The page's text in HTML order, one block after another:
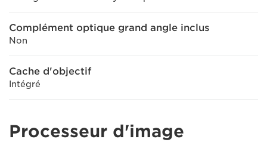
Complément optique grand angle inclus
Non
Cache d'objectif
Intégré
Processeur d'image